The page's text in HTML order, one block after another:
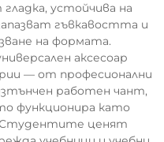
устойчива на
гъвкавостта и
на формата.
аксесоар
— от професионални
работен чант,
функционира като
Студентите ценят